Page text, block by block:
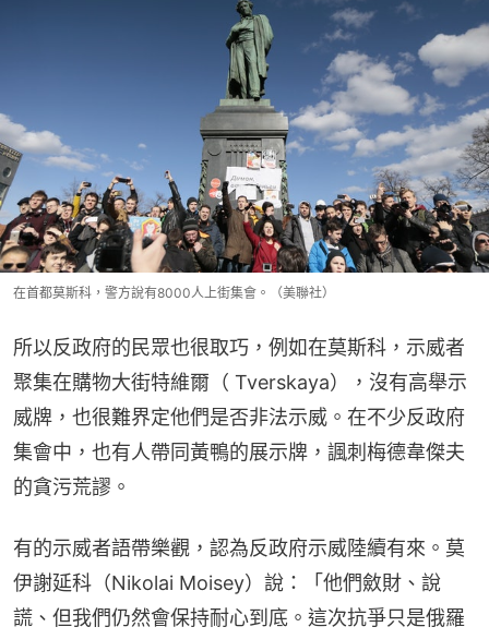
在首都莫斯科，警方說有8000人上街集會。（美聯社）
所以反政府的民眾也很取巧，例如在莫斯科，示威者
聚集在購物大街特維爾（ Tverskaya），沒有高舉示
威牌，也很難界定他們是否非法示威。在不少反政府
集會中，也有人帶同黃鴨的展示牌，諷刺梅德韋傑夫
的貪污荒謬。
有的示威者語帶樂觀，認為反政府示威陸續有來。莫
伊謝延科（Nikolai Moisey）說：「他們斂財、說
謊、但我們仍然會保持耐心到底。這次抗爭只是俄羅